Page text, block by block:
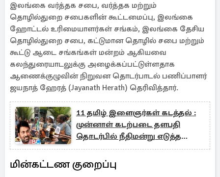
இலங்கை வர்த்தக சபை, வர்த்தக மற்றும்
தொழில்துறை சபைகளின் கூட்டமைப்பு, இலங்கை
ஹோட்டல் உரிமையாளர்கள் சங்கம், இலங்கை தேசிய
தொழில்துறை சபை, கட்டுமான தொழில் சபை மற்றும்
கூட்டு ஆடை சங்கங்கள் மன்றம் ஆகியவை
கலந்துரையாடலுக்கு அழைக்கப்பட்டுள்ளதாக
ஆணைக்குழுவின் நிறுவன தொடர்பாடல் பணிப்பாளர்
ஜயநாத் ஹேரத் (Jayanath Herath) தெரிவித்தார்.
11 தமிழ் இளைஞர்கள் கடத்தல் :
முன்னாள் கடற்படை தளபதி
தொடர்பில் நீதிமன்று எடுத்த
தீர்மானம்
மின்கட்டண குறைப்பு